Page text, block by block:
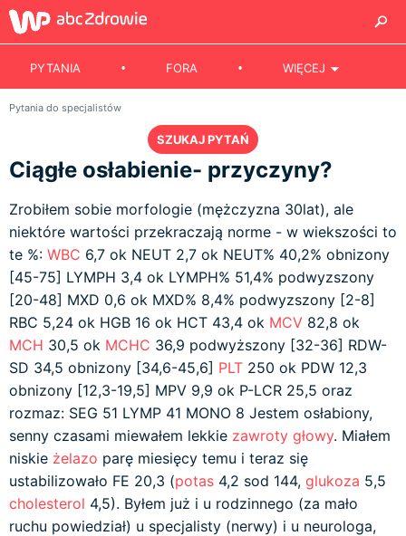
PYTANIA FORA WIĘCEJ
Pytania do specjalistów
SZUKAJ PYTAŃ
Ciągłe osłabienie- przyczyny?
Zrobiłem sobie morfologie (mężczyzna 30lat), ale
niektóre wartości przekraczają norme - w wiekszości to
te %: WBC 6,7 ok NEUT 2,7 ok NEUT% 40,2% obnizony
[45-75] LYMPH 3,4 ok LYMPH% 51,4% podwyzszony
[20-48] MXD 0,6 ok MXD% 8,4% podwyzszony [2-8]
RBC 5,24 ok HGB 16 ok HCT 43,4 ok MCV 82,8 ok
MCH 30,5 ok MCHC 36,9 podwyższony [32-36] RDW-
SD 34,5 obnizony [34,6-45,6] PLT 250 ok PDW 12,3
obnizony [12,3-19,5] MPV 9,9 ok P-LCR 25,5 oraz
rozmaz: SEG 51 LYMP 41 MONO 8 Jestem osłabiony,
senny czasami miewałem lekkie zawroty głowy. Miałem
niskie żelazo parę miesięcy temu i teraz się
ustabilizowało FE 20,3 (potas 4,2 sod 144, glukoza 5,5
cholesterol 4,5). Byłem już i u rodzinnego (za mało
ruchu powiedział) u specjalisty (nerwy) i u neurologa,